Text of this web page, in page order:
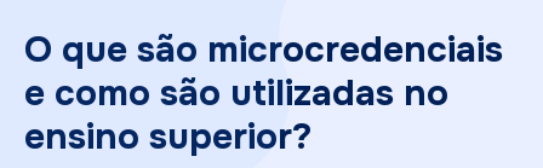
O que são microcredenciais
e como são utilizadas no
ensino superior?